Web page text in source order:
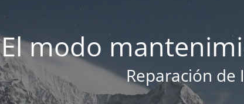
El modo
Reparación